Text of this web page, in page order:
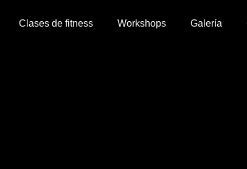
Clases de fitness Workshops Galería